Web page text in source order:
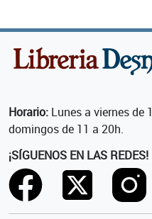
Horario: Lunes a viernes de
domingos de 11 a 20h.
¡SÍGUENOS EN LAS REDES!